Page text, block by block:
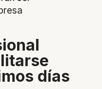
días